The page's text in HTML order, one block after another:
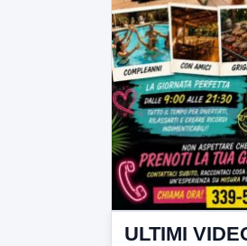
ULTIMI
7 AGOSTO 2026 SPORT